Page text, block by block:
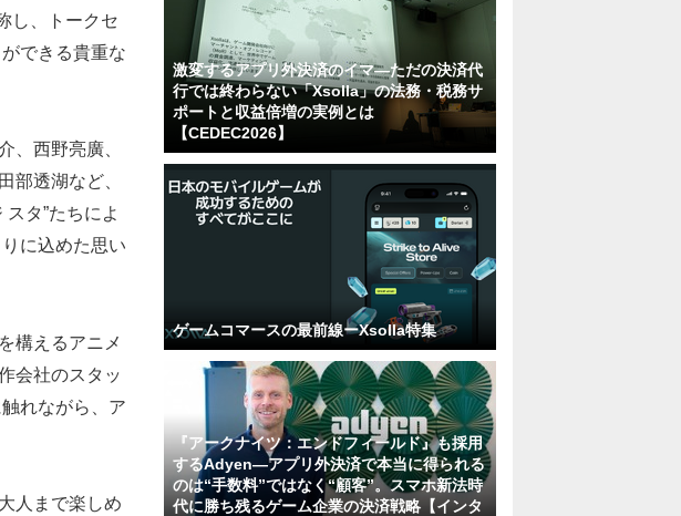
し、トークセ
できる貴重な
、西野亮廣、
部透湖など、
タ”たちによ
に込めた思い
構えるアニメ
会社のスタッ
れながら、ア
人まで楽しめ
激変するアプリ外決済のイマ―ただの決済代
行では終わらない「Xsolla」の法務・税務サ
ポートと収益倍増の実例とは
【CEDEC2026】
ゲームコマースの最前線ーXsolla特集
『アークナイツ：エンドフィールド』も採用
するAdyen―アプリ外決済で本当に得られる
のは“手数料”ではなく“顧客”。スマホ新法時
代に勝ち残るゲーム企業の決済戦略【インタ